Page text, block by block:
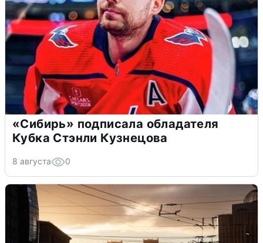
«Сибирь» подписала обладателя
Кубка Стэнли Кузнецова
8 августа 0